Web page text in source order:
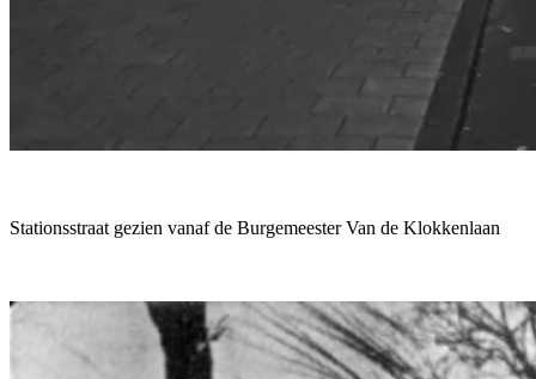
Stationsstraat gezien vanaf de Burgemeester Van de Klokkenlaan